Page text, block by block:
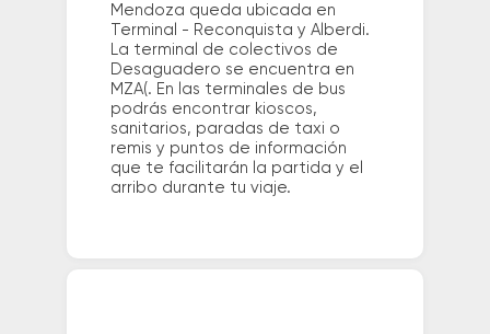
Mendoza queda ubicada en
Terminal - Reconquista y Alberdi.
La terminal de colectivos de
Desaguadero se encuentra en
MZA(. En las terminales de bus
podrás encontrar kioscos,
sanitarios, paradas de taxi o
remis y puntos de información
que te facilitarán la partida y el
arribo durante tu viaje.